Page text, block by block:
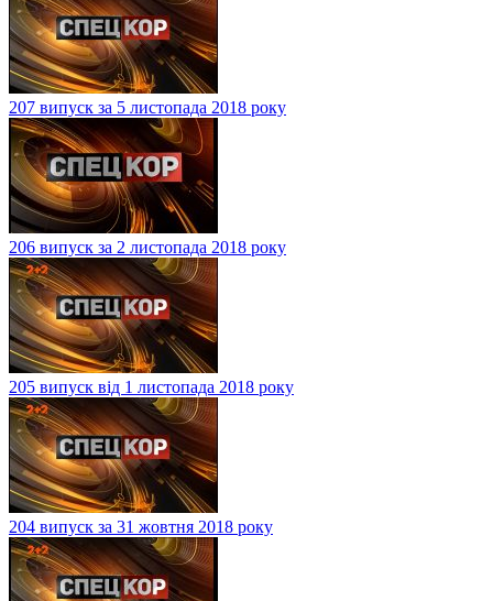
207 випуск за 5 листопада 2018 року
206 випуск за 2 листопада 2018 року
205 випуск від 1 листопада 2018 року
204 випуск за 31 жовтня 2018 року